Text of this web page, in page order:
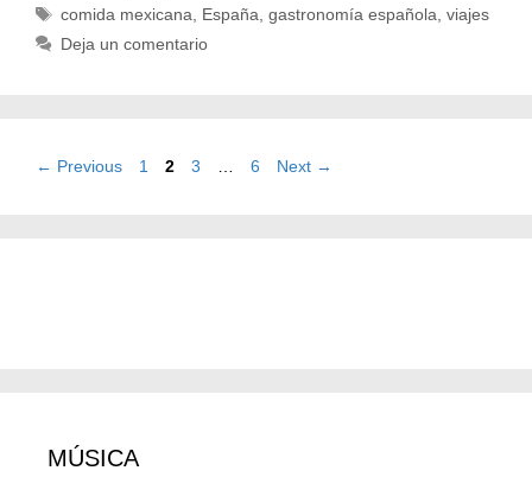
Etiquetas
comida mexicana, España,gastronomía española,viajes
Deja un comentario
← Previous Page
1 Page
2 Page
3 … Page
6 Next →
MÚSICA